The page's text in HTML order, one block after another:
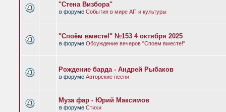
"Стена Визбора"
в форуме События в мире АП и культуры
"Споём вместе!" №153 4 октября 2025
в форуме Обсуждение вечеров "Споем вместе!"
Рождение барда - Андрей Рыбаков
в форуме Авторские песни
Муза фар - Юрий Максимов
в форуме Стихи